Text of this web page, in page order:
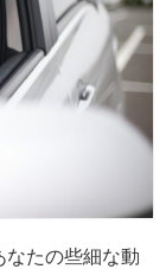
なたの些細な動